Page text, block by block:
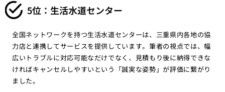
5位：生活水道センター
全国ネットワークを持つ生活水道センターは、三重県内各地の協
力店と連携してサービスを提供しています。筆者の視点では、幅
広いトラブルに対応可能なだけでなく、見積もり後に納得できな
ければキャンセルしやすいという「誠実な姿勢」が評価に繋がり
ました。